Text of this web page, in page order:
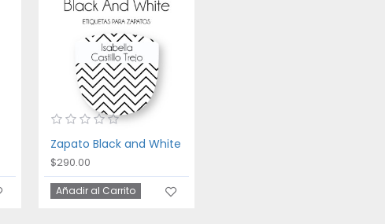
Zapato Black and White
$290.00
Añadir al Carrito